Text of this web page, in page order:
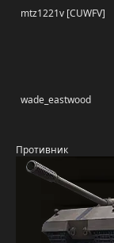
mtz1221v [CUWFV]
wade_eastwood
Противник